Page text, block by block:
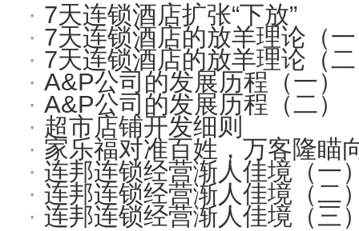
· 7天连锁酒店扩张“下放”
· 7天连锁酒店的放羊理论（
· 7天连锁酒店的放羊理论（
· A&P公司的发展历程（一）
· A&P公司的发展历程（二）
· 超市店铺开发细则
· 家乐福对准百姓，万客隆瞄
· 连邦连锁经营渐人佳境（一
· 连邦连锁经营渐人佳境（二
· 连邦连锁经营渐人佳境（三